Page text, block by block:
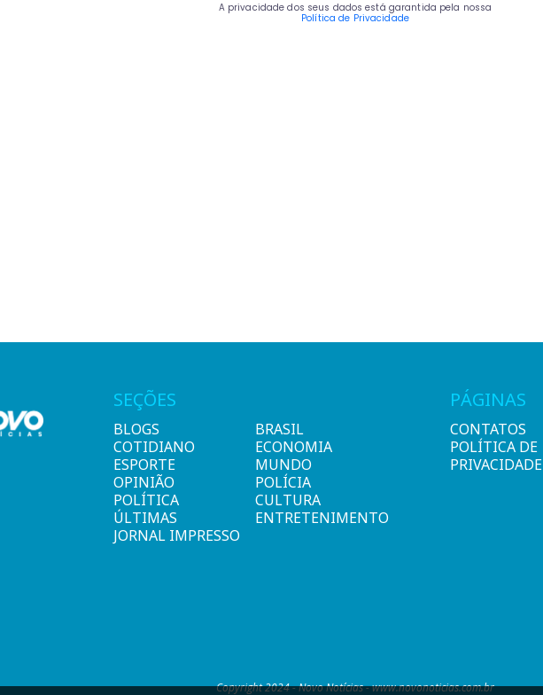
A privacidade dos seus dados está garantida pela nossa
Política de Privacidade
SEÇÕES
BLOGS
BRASIL
COTIDIANO
ECONOMIA
ESPORTE
MUNDO
OPINIÃO
POLÍCIA
POLÍTICA
CULTURA
ÚLTIMAS
ENTRETENIMENTO
JORNAL IMPRESSO
PÁGINAS
CONTATOS
POLÍTICA DE
PRIVACIDADE
Copyright 2024 - Novo Notícias - www.novonoticias.com.br